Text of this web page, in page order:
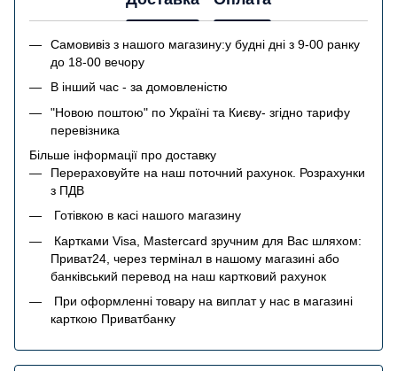
Самовивіз з нашого магазину:у будні дні з 9-00 ранку
до 18-00 вечору
В інший час - за домовленістю
"Новою поштою" по Україні та Києву- згідно тарифу
перевізника
Більше інформації про доставку
Перераховуйте на наш поточний рахунок. Розрахунки
з ПДВ
Готівкою в касі нашого магазину
Картками Visa, Mastercard зручним для Вас шляхом:
Приват24, через термінал в нашому магазині або
банківський перевод на наш картковий рахунок
При оформленні товару на виплат у нас в магазині
карткою Приватбанку